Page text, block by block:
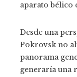
aparato bélico
Desde una
Pokrovsk no
panorama
generaría una